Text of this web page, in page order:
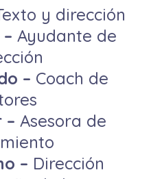
y dirección
–Ayudante de
– Coach de
– Asesora de
– Dirección